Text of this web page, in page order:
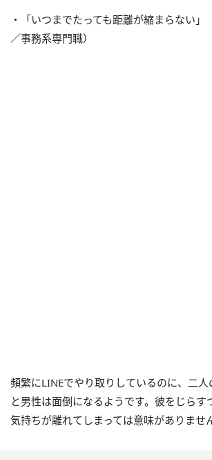
・「いつまでたっても距離が縮まらない
／事務系専門職）
頻繁にLINEでやり取りしているのに、二
と男性は面倒になるようです。彼をじらす
気持ちが離れてしまっては意味がありませ